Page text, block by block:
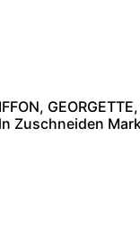
GEORGETTE,
Zuschneiden